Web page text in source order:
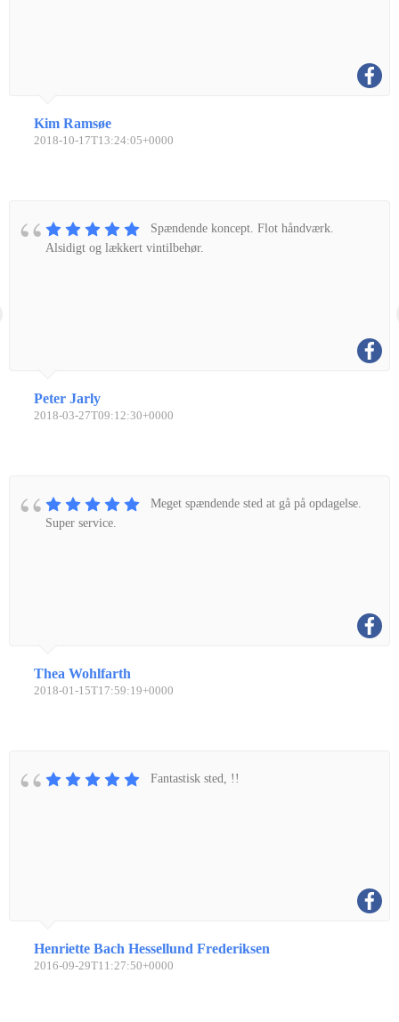
Kim Ramsøe
2018-10-17T13:24:05+0000
Spændende koncept. Flot håndværk.
Alsidigt og lækkert vintilbehør.
Peter Jarly
2018-03-27T09:12:30+0000
Meget spændende sted at gå på opdagelse.
Super service.
Thea Wohlfarth
2018-01-15T17:59:19+0000
Fantastisk sted, !!
Henriette Bach Hessellund Frederiksen
2016-09-29T11:27:50+0000